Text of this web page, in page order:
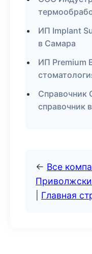
ИП Implant
в Самара
ИП Premium
Справочник
справочник
← Все
Главная